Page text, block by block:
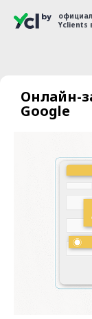
Yclients
Онлайн-
Google